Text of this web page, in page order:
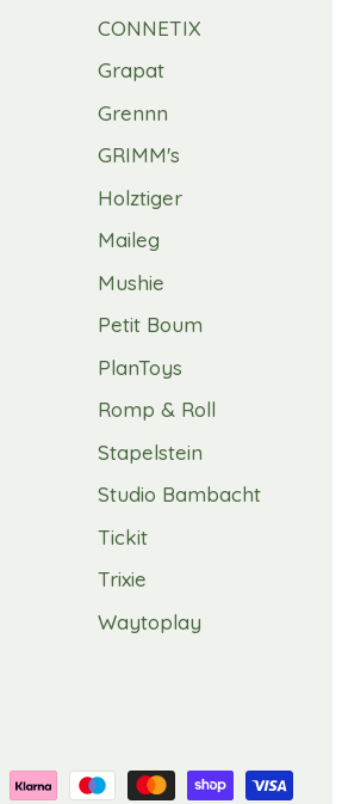
CONNETIX
Grapat
Grennn
GRIMM's
Holztiger
Maileg
Mushie
Petit Boum
PlanToys
Romp & Roll
Stapelstein
Studio Bambacht
Tickit
Trixie
Waytoplay